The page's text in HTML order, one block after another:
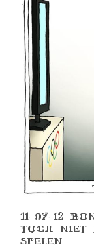
11-07-12
TOCH NIET
SPELEN